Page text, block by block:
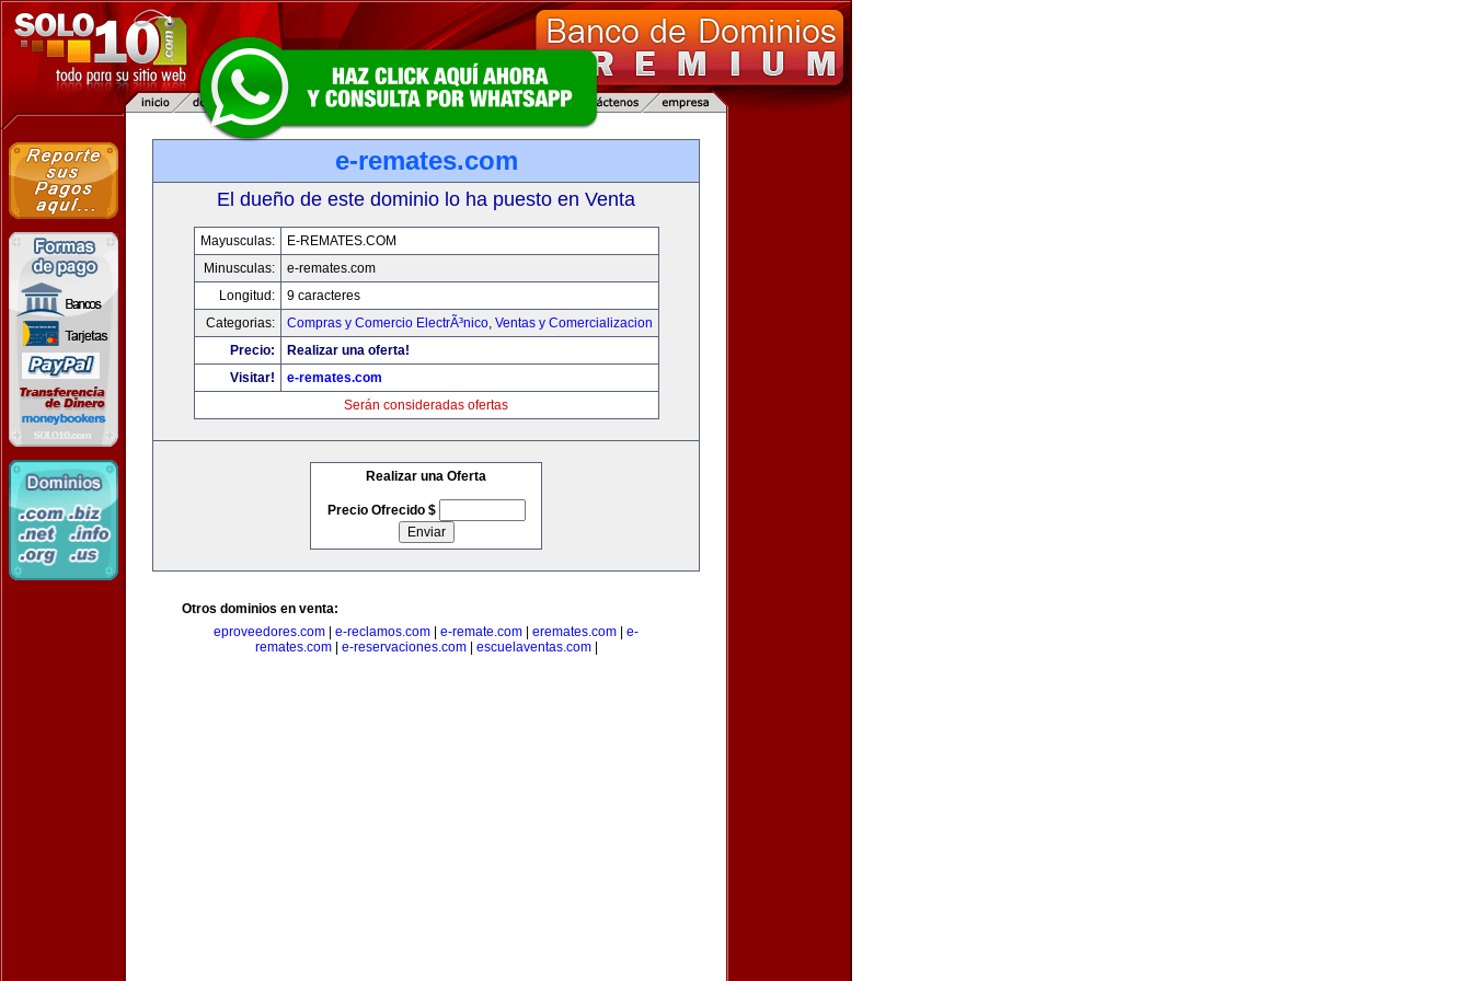
e-remates.com
El dueño de este dominio lo ha puesto en Venta
Mayusculas:
E-REMATES.COM
Minusculas:
e-remates.com
Longitud:
9 caracteres
Categorias:
Compras y Comercio ElectrÃ³nico, Ventas y Comercializacion
Precio:
Realizar una oferta!
Visitar!
e-remates.com
Serán consideradas ofertas
Realizar una Oferta
Precio Ofrecido $
Otros dominios en venta:
eproveedores.com
e-reclamos.com e-remate.com eremates.com
e-
remates.com| e-reservaciones.com| escuelaventas.com|